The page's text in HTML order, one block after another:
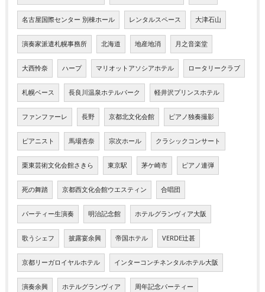
名古屋国際センター 別棟ホール レンタルスペース 大津石山
演奏家派遣札幌事務所 北海道 地産地消 月之音楽堂
大西怜奈 ハープ マリオットアソシアホテル ロータリークラブ
札幌ベース 長良川温泉ホテルパーク 軽井沢プリンスホテル
ファンファーレ 長野 京都北文化会館 ピアノ独奏撮影
ピアニスト 馬場杏奈 宗次ホール クラシックコンサート
栗東芸術文化会館さきら 東京駅 茅ケ崎市 ピアノ連弾
死の舞踏 京都西文化会館ウエスティン 合唱団
パーティー生演奏 明治記念館 ホテルグランヴィア大阪
歌うシェフ 披露宴余興 帝国ホテル VERDE辻甚
京都リーガロイヤルホテル インターコンチネンタルホテル大阪
演奏余興 ホテルグランヴィア 周年記念パーティー